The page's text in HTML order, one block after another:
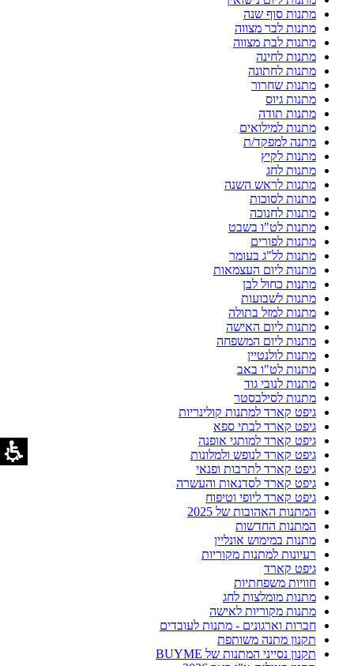
מתנות סוף שנה
מתנות לבר מצווה
מתנות לבת מצווה
מתנות לחינה
מתנות לחתונה
מתנות שחרור
מתנות גיוס
מתנות תודה
מתנות למילואים
מתנה למפקד/ת
מתנות לקיץ
מתנות לחג
מתנות לראש השנה
מתנות לסוכות
מתנות לחנוכה
מתנות לט"ו בשבט
מתנות לפורים
מתנות לל"ג בעומר
מתנות ליום העצמאות
מתנות כחול לבן
מתנות לשבועות
מתנות למזל בתולה
מתנות ליום האישה
מתנות ליום המשפחה
מתנות לולנטיין
מתנות לט"ו באב
מתנות לנובי גוד
מתנות לסילבסטר
גיפט קארד למתנות קולינריות
גיפט קארד לבתי ספא
גיפט קארד למותגי אופנה
גיפט קארד לנופש ולמלונות
גיפט קארד לתרבות ופנאי
גיפט קארד לסדנאות והעשרה
גיפט קארד ליופי וטיפוח
המתנות האהובות של 2025
המתנות החדשות
מתנות במימוש אונליין
רעיונות למתנות מקוריות
גיפט קארד
חוויות משפחתיות
מתנות מומלצות לחג
מתנות מקוריות לאישה
חברות וארגונים - מתנות לעובדים
תקנון מתנה משותפת
תקנון נסייני המתנות של BUYME